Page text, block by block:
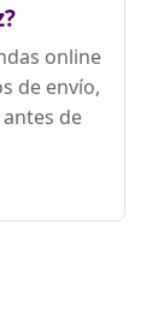
online
de envío,
de